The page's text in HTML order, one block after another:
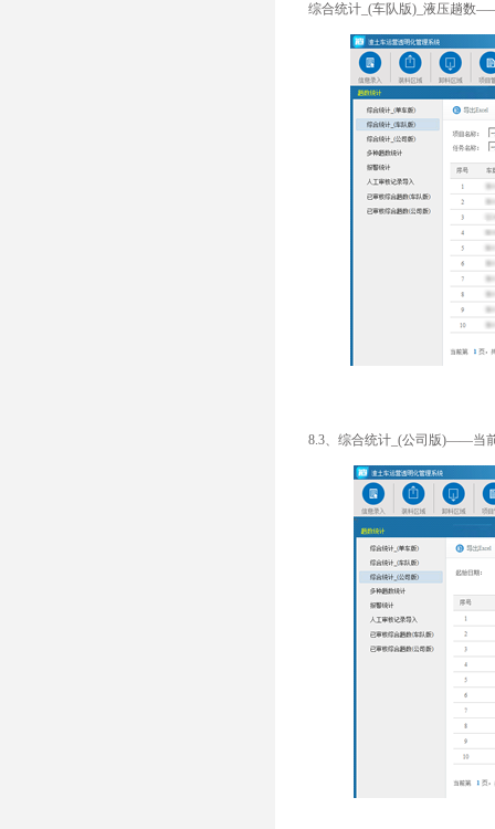
综合统计_(车队版)_液压趟数
8.3、综合统计_(公司版)——当